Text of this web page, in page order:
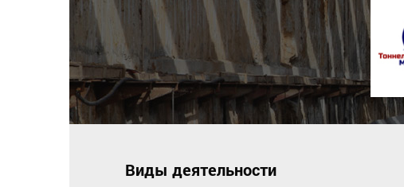
Виды деятельности